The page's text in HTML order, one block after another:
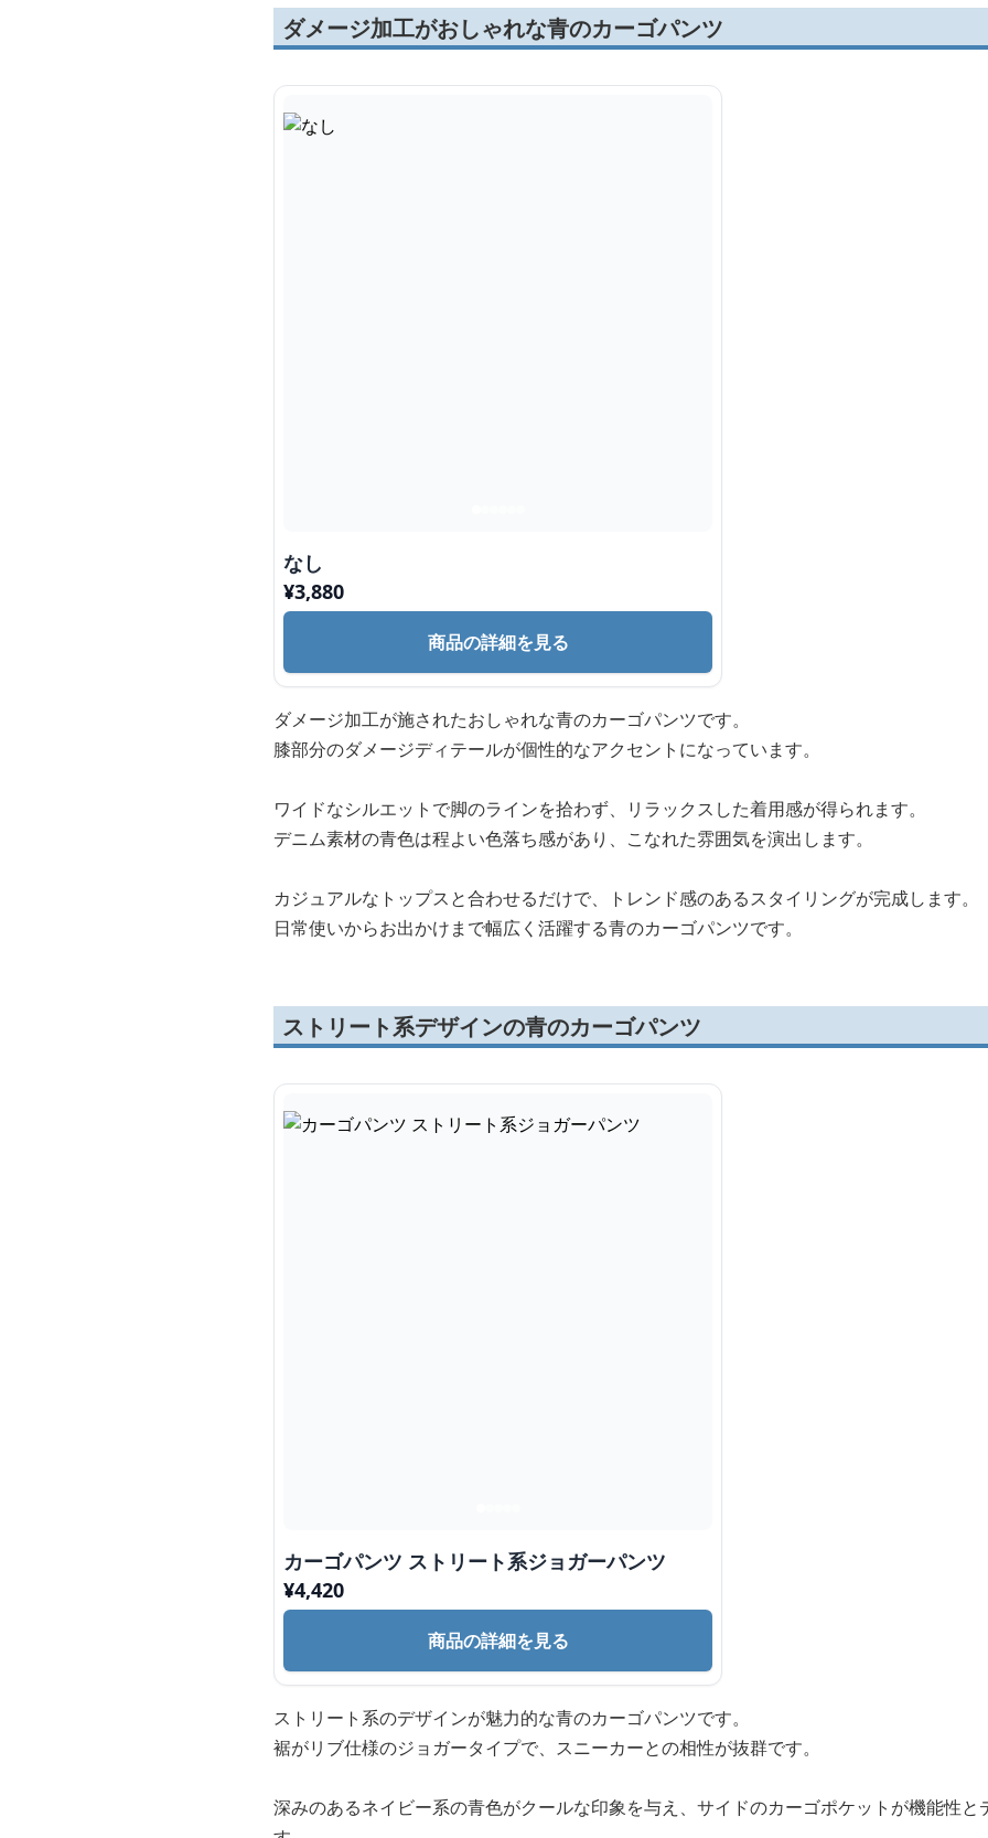
ダメージ加工がおしゃれな青のカーゴパンツ
なし
¥3,880
商品の詳細を見る
ダメージ加工が施されたおしゃれな青のカーゴパンツです。
膝部分のダメージディテールが個性的なアクセントになっています。
ワイドなシルエットで脚のラインを拾わず、リラックスした着用感が得られます。
デニム素材の青色は程よい色落ち感があり、こなれた雰囲気を演出します。
カジュアルなトップスと合わせるだけで、トレンド感のあるスタイリングが完成します。
日常使いからお出かけまで幅広く活躍する青のカーゴパンツです。
ストリート系デザインの青のカーゴパンツ
カーゴパンツ ストリート系ジョガーパンツ
¥4,420
商品の詳細を見る
ストリート系のデザインが魅力的な青のカーゴパンツです。
裾がリブ仕様のジョガータイプで、スニーカーとの相性が抜群です。
深みのあるネイビー系の青色がクールな印象を与え、サイドのカーゴポケットが機能性と